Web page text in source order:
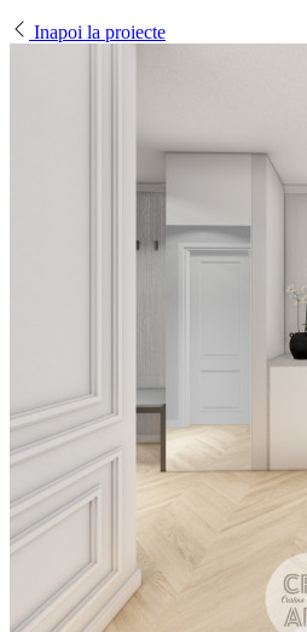
Inapoi la proiecte